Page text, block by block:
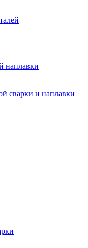
наплавки
сварки и наплавки